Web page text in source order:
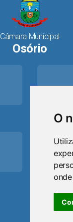
O
Câmara Municipal
Osório